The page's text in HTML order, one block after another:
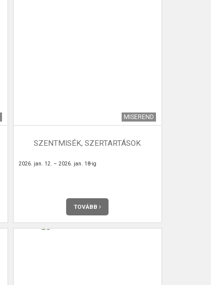
MISEREND
SZENTMISÉK, SZERTARTÁSOK
2026. jan. 12. – 2026. jan. 18-ig
TOVÁBB